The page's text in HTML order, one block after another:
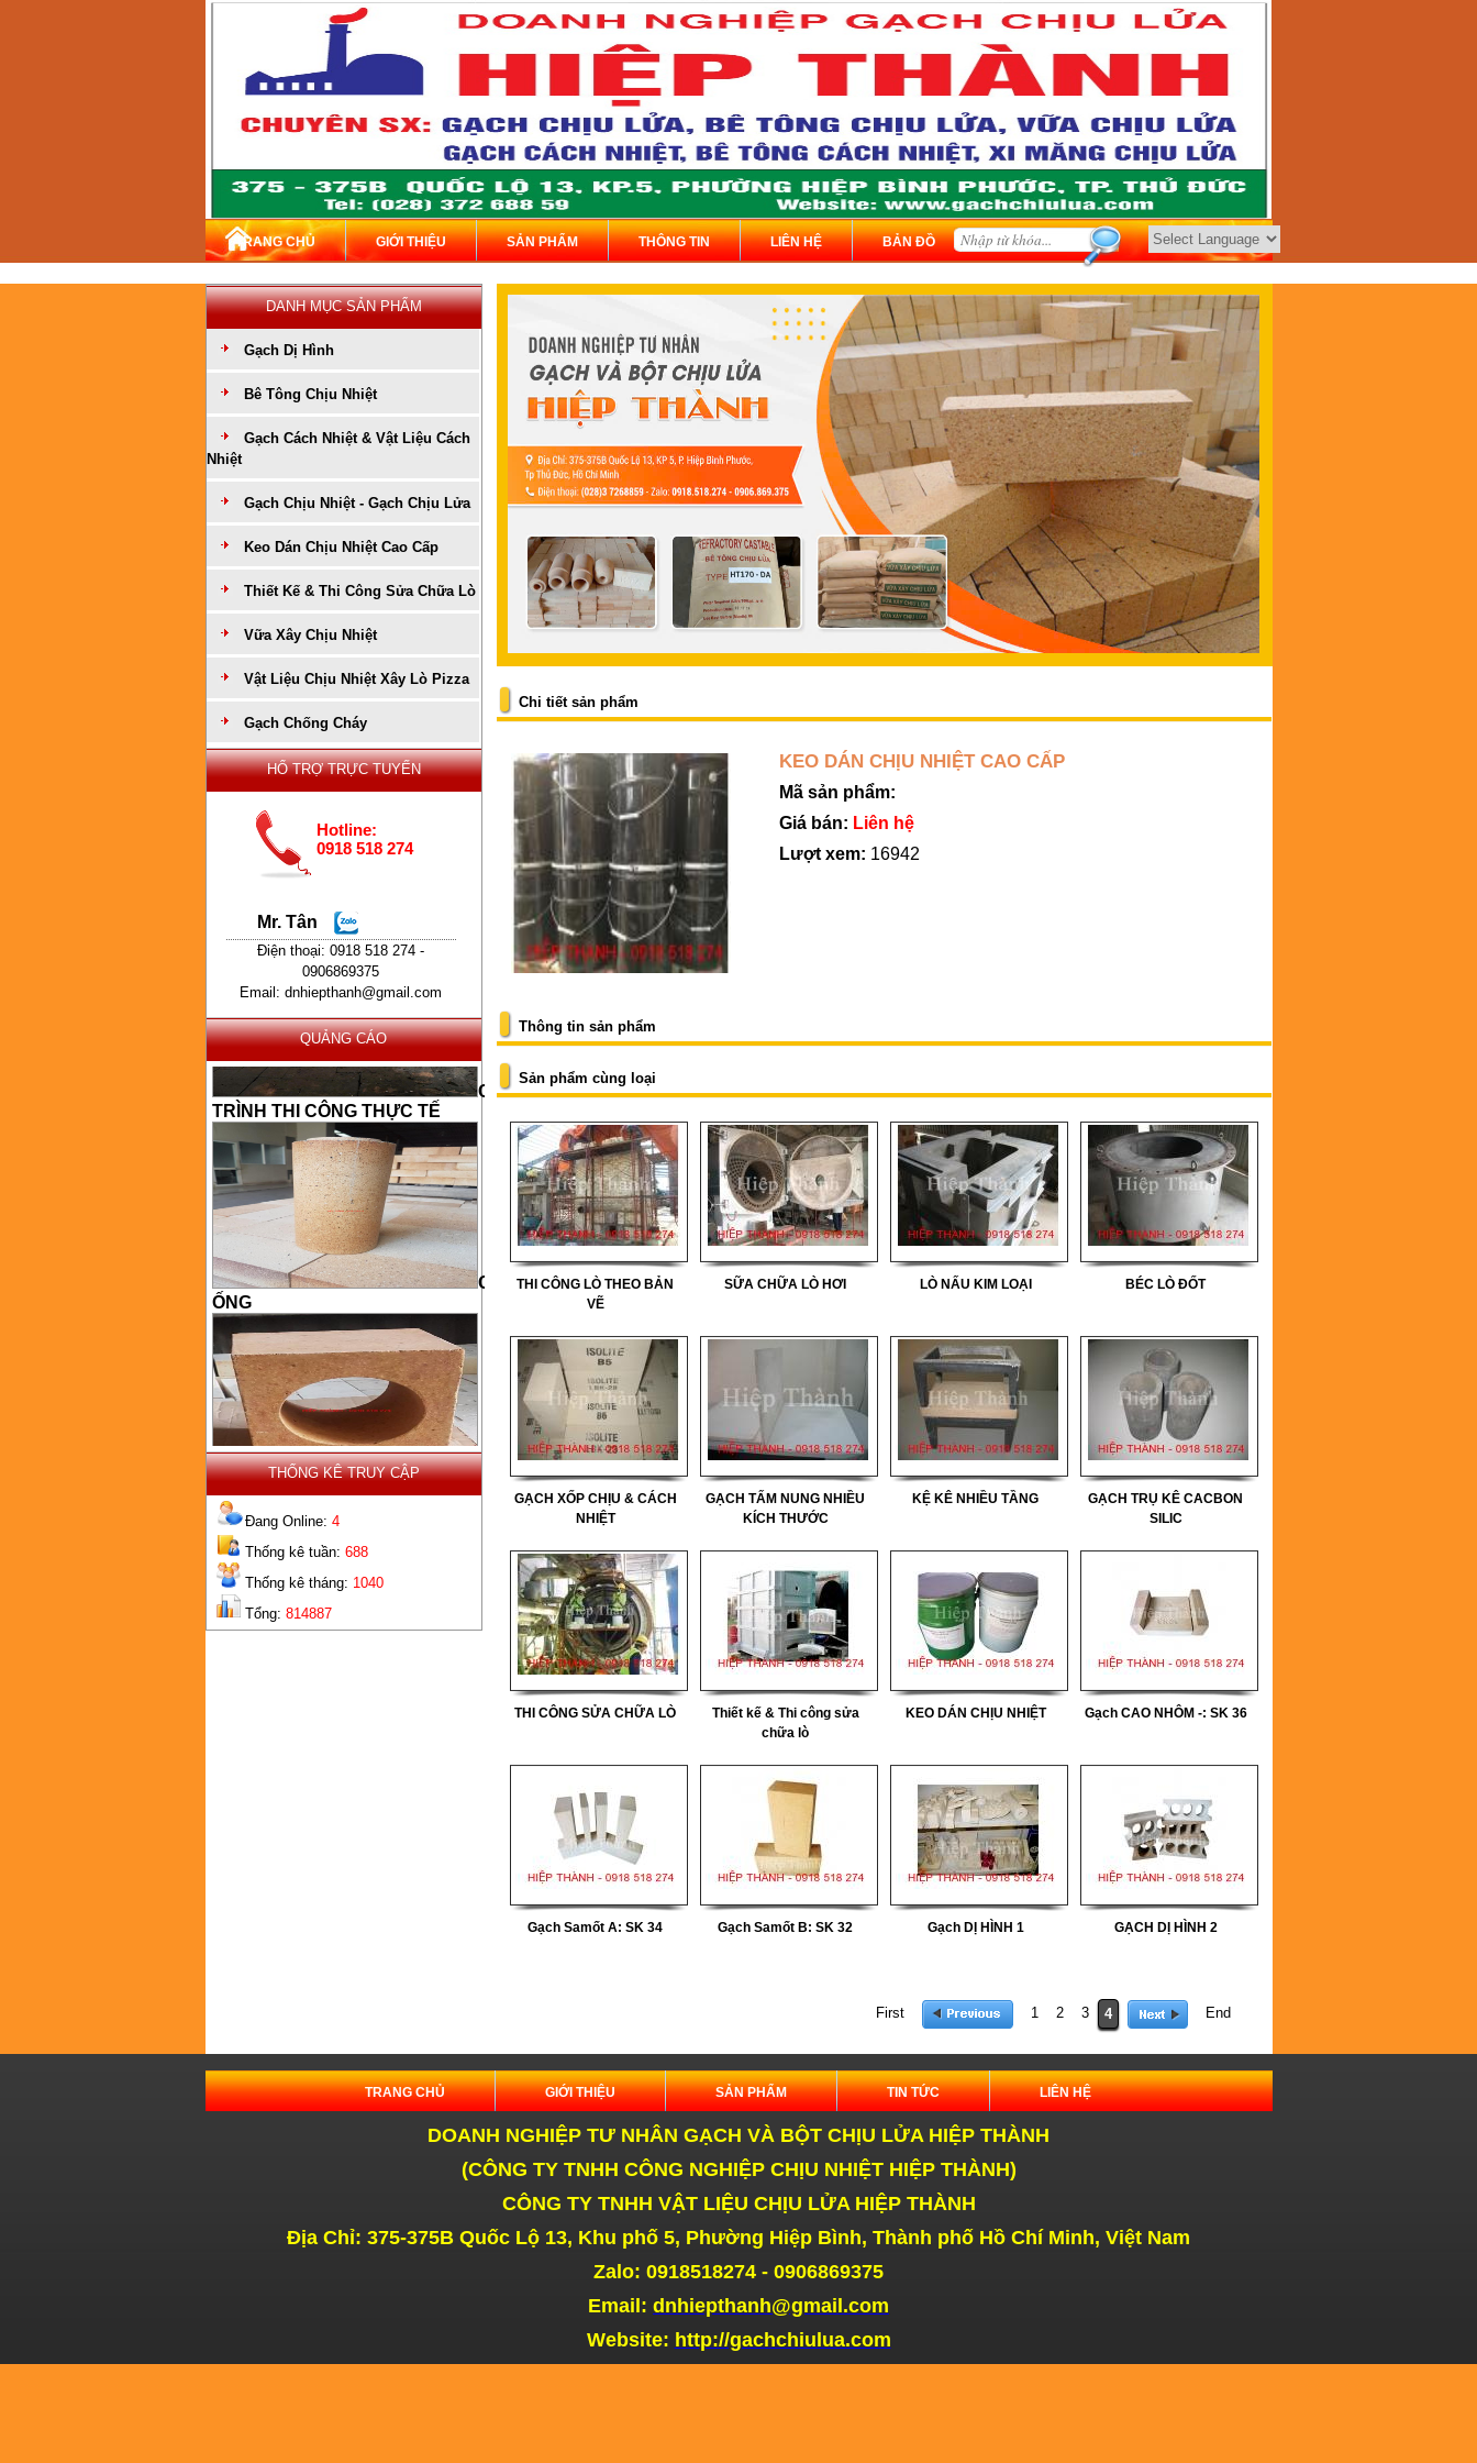
TRANG CHỦ GIỚI THIỆU SẢN PHẨM THÔNG TIN LIÊN HỆ BẢN ĐỒ Powered by
DANH MỤC SẢN PHẨM
Gạch Dị Hình
Bê Tông Chịu Nhiệt
Gạch Cách Nhiệt & Vật Liệu Cách
Nhiệt
Gạch Chịu Nhiệt - Gạch Chịu Lửa
Keo Dán Chịu Nhiệt Cao Cấp
Thiết Kế & Thi Công Sửa Chữa Lò
Vữa Xây Chịu Nhiệt
Vật Liệu Chịu Nhiệt Xây Lò Pizza
Gạch Chống Cháy
HỔ TRỢ TRỰC TUYẾN
Hotline:
0918 518 274
Mr. Tân
Điện thoại: 0918 518 274 -
0906869375
Email: dnhiepthanh@gmail.com
QUẢNG CÁO
CÔNG
TRÌNH THI CÔNG THỰC TẾ
GẠCH
ỐNG
GẠCH
BÉC
GẠCH
CHỊU NHIỆT 16 LỖ
THỐNG KÊ TRUY CẬP
Đang Online: 4
Thống kê tuần: 688
Thống kê tháng: 1040
Tổng: 814887
Chi tiết sản phẩm
KEO DÁN CHỊU NHIỆT CAO CẤP
Mã sản phẩm:
Giá bán: Liên hệ
Lượt xem: 16942
Thông tin sản phẩm
Sản phẩm cùng loại
THI CÔNG LÒ THEO BẢN
VẼ
SỮA CHỮA LÒ HƠI LÒ NẤU KIM LOẠI BÉC LÒ ĐỐT
GẠCH XỐP CHỊU & CÁCH
NHIỆT
GẠCH TẤM NUNG NHIỀU
KÍCH THƯỚC
KỆ KÊ NHIỀU TẦNG
GẠCH TRỤ KÊ CACBON
SILIC
THI CÔNG SỬA CHỮA LÒ
Thiết kế & Thi công sửa
chữa lò
KEO DÁN CHỊU NHIỆT Gạch CAO NHÔM -: SK 36
Gạch Samốt A: SK 34 Gạch Samốt B: SK 32 Gạch DỊ HÌNH 1 GẠCH DỊ HÌNH 2
First 1 2 3 4 End
TRANG CHỦ GIỚI THIỆU SẢN PHẨM TIN TỨC LIÊN HỆ
DOANH NGHIỆP TƯ NHÂN GẠCH VÀ BỘT CHỊU LỬA HIỆP THÀNH
(CÔNG TY TNHH CÔNG NGHIỆP CHỊU NHIỆT HIỆP THÀNH)
CÔNG TY TNHH VẬT LIỆU CHỊU LỬA HIỆP THÀNH
Địa Chỉ: 375-375B Quốc Lộ 13, Khu phố 5, Phường Hiệp Bình, Thành phố Hồ Chí Minh, Việt Nam
Zalo: 0918518274 - 0906869375
Email: dnhiepthanh@gmail.com
Website: http://gachchiulua.com